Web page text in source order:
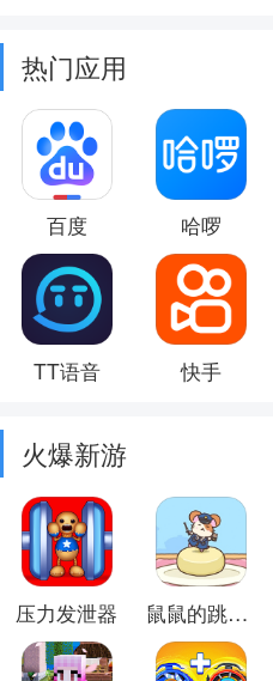
热门应用
百度 哈啰
TT语音 快手
火爆新游
压力发泄器 鼠鼠的跳跃冒险